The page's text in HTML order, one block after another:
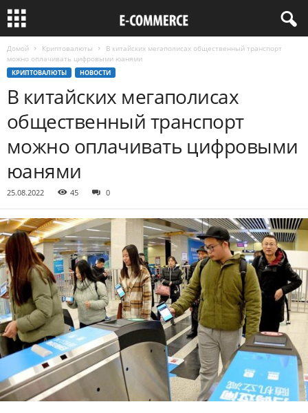
Домой Криптовалюты
В китайских мегаполисах общественный транспорт
можно оплачивать цифровыми юанями
КРИПТОВАЛЮТЫ НОВОСТИ
В китайских мегаполисах
общественный транспорт
можно оплачивать цифровыми
юанями
25.08.2022 45 0